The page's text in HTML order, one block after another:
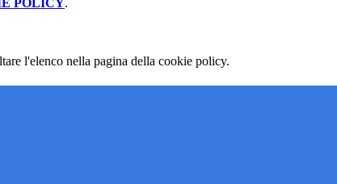
POLICY.
l'elenco nella pagina della cookie policy.